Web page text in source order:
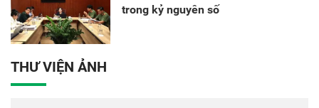
trong kỷ nguyên số
THƯ VIỆN ẢNH